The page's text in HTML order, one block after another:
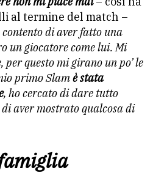
al termine del match –
di aver fatto una
un giocatore come lui. Mi
questo mi girano un po’ le
primo Slamè stata
, ho cercato di dare tutto
di aver mostrato qualcosa di